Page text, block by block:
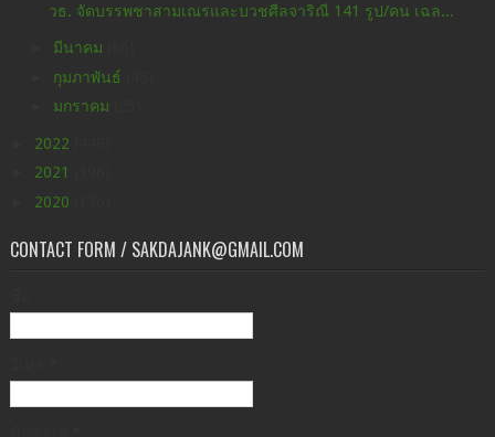
วธ. จัดบรรพชาสามเณรและบวชศีลจาริณี 141 รูป/คน เฉล...
มีนาคม
กุมภาพันธ์
มกราคม
2022
2021
2020
CONTACT FORM / SAKDAJANK@GMAIL.COM